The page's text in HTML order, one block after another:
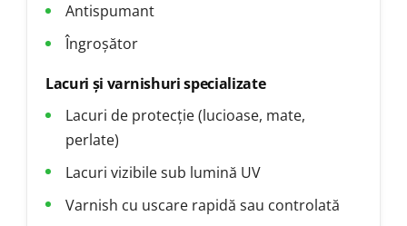
Antispumant
Îngroșător
Lacuri și varnishuri specializate
Lacuri de protecție (lucioase, mate,
perlate)
Lacuri vizibile sub lumină UV
Varnish cu uscare rapidă sau controlată